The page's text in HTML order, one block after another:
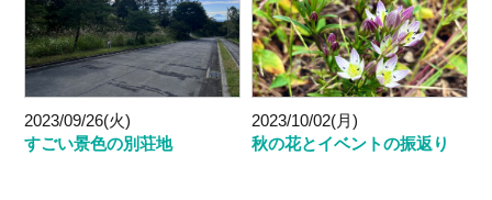
2023/09/26(火)
すごい景色の別荘地
2023/10/02(月)
秋の花とイベントの振返り